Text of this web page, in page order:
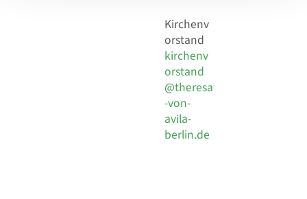
Kirchenv
orstand
kirchenv
orstand
@theresa
-von-
avila-
berlin.de